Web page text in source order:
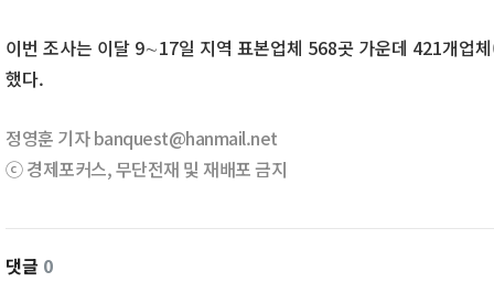
이번 조사는 이달 9∼17일 지역 표본업체 568곳 가운데 421개업
했다.
정영훈 기자 banquest@hanmail.net
ⓒ 경제포커스, 무단전재 및 재배포 금지
댓글 0